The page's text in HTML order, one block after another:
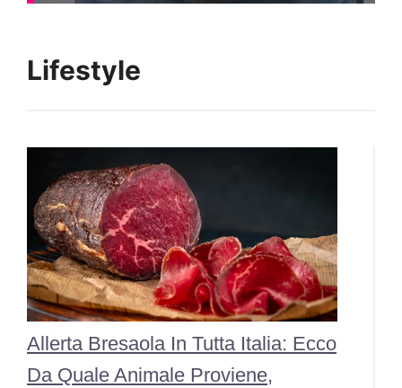
Lifestyle
Allerta Bresaola In Tutta Italia: Ecco
Da Quale Animale Proviene,